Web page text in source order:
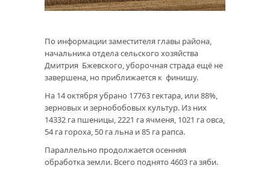
По информации заместителя главы района,
начальника отдела сельского хозяйства
Дмитрия Бжевского, уборочная страда ещё не
завершена, но приближается к финишу.
На 14 октября убрано 17763 гектара, или 88%,
зерновых и зернобобовых культур. Из них
14332 га пшеницы, 2221 га ячменя, 1021 га овса,
54 га гороха, 50 га льна и 85 га рапса.
Параллельно продолжается осенняя
обработка земли. Всего поднято 4603 га зяби.